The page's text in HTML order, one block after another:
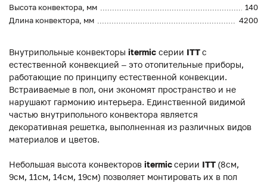
Высота конвектора, мм
140
Длина конвектора, мм
4200
Внутрипольные конвекторы itermic серии ITTс
естественной конвекцией – это отопительные приборы,
работающие по принципу естественной конвекции.
Встраиваемые в пол, они экономят пространство и не
нарушают гармонию интерьера. Единственной видимой
частью внутрипольного конвектора является
декоративная решетка, выполненная из различных видов
материалов и цветов.
Небольшая высота конвекторов itermicсерии ITT (8см,
9см, 11см, 14см, 19см) позволяет монтировать их в пол